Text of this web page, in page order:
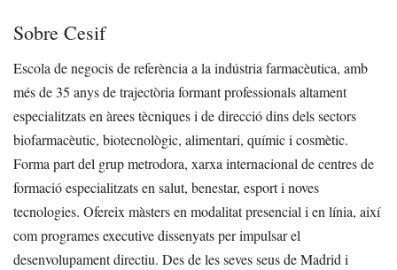
Sobre Cesif
Escola de negocis de referència a la indústria farmacèutica, amb
més de 35 anys de trajectòria formant professionals altament
especialitzats en àrees tècniques i de direcció dins dels sectors
biofarmacèutic, biotecnològic, alimentari, químic i cosmètic.
Forma part del grup metrodora, xarxa internacional de centres de
formació especialitzats en salut, benestar, esport i noves
tecnologies. Ofereix màsters en modalitat presencial i en línia, així
com programes executive dissenyats per impulsar el
desenvolupament directiu. Des de les seves seus de Madrid i